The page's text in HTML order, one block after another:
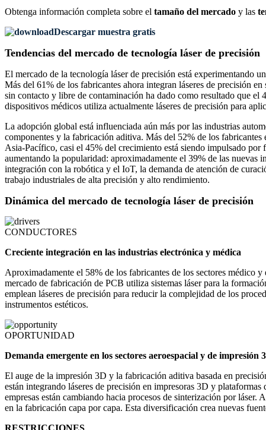
Obtenga información completa sobre el tamaño del mercado y las
Descargar muestra gratis
Tendencias del mercado de tecnología láser de precisión
El mercado de la tecnología láser de precisión está experimentando
Más del 61% de los fabricantes ahora integran láseres de precisión
sin contacto y libre de contaminación ha dado como resultado que el
dispositivos médicos utiliza actualmente láseres de precisión para
La adopción global está influenciada aún más por las industrias
componentes y la fabricación aditiva. Más del 52% de los
Asia-Pacífico, casi el 45% del crecimiento está siendo impulsado por
aumentando la popularidad: aproximadamente el 39% de las nuevas
integración con la robótica y el IoT, la demanda de atención de
trabajo industriales de alta precisión y alto rendimiento.
Dinámica del mercado de tecnología láser de precisión
CONDUCTORES
Creciente integración en las industrias electrónica y médica
Aproximadamente el 58% de los fabricantes de los sectores médico
mercado de fabricación de PCB utiliza sistemas láser para la
emplean láseres de precisión para reducir la complejidad de los
instrumentos estéticos.
OPORTUNIDAD
Demanda emergente en los sectores aeroespacial y de impresión
El auge de la impresión 3D y la fabricación aditiva basada en
están integrando láseres de precisión en impresoras 3D y
empresas están cambiando hacia procesos de sinterización por
en la fabricación capa por capa. Esta diversificación crea nuevas